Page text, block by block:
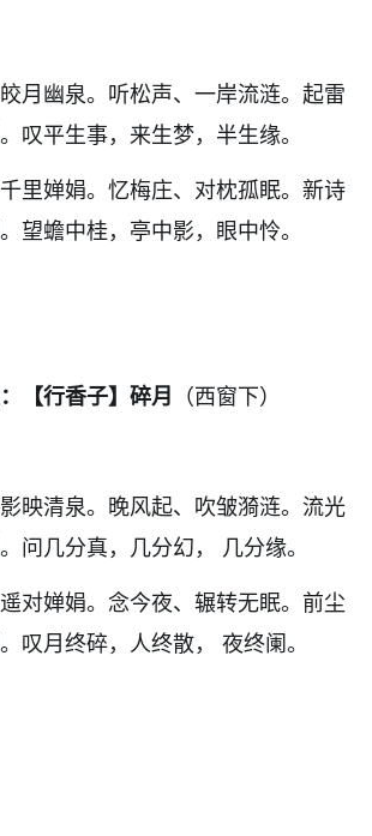
月幽泉。听松声、一岸流涟。起雷
叹平生事，来生梦，半生缘。
里婵娟。忆梅庄、对枕孤眠。新诗
望蟾中桂，亭中影，眼中怜。
【行香子】碎月 （西窗下）
映清泉。晚风起、吹皱漪涟。流光
问几分真，几分幻， 几分缘。
对婵娟。念今夜、辗转无眠。前尘
叹月终碎，人终散， 夜终阑。